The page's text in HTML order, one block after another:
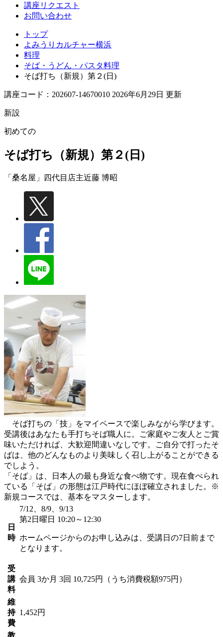
講座リクエスト
お問い合わせ
トップ
よみうりカルチャー横浜
料理
そば・うどん・パスタ料理
そば打ち（新規）第２(日)
講座コード：202607-14670010 2026年6月29日 更新
新設
初めての
そば打ち（新規）第２(日)
「桑名屋」四代目店主近藤 博昭
そば打ちの「技」をマイペースで楽しみながら学びます。
受講後はあなたも手打ちそば職人に。ご家庭やご友人とご賞
味いただければ、大歓迎間違いなしです。ご自分で打ったそ
ばは、他のどんなものより美味しく召し上がることができる
でしよう。
「そば」は、日本人の最も身近な食べ物です。現在食べられ
ている「そば」の形態は江戸時代にほぼ確立されました。※
新規コースでは、基本をマスターします。
日
時
7/12、8/9、9/13
第2日曜日 10:20～12:30
ホームページからのお申し込みは、受講日の7日前まで
となります。
受
講
料
会員 3か月 3回 10,725円（うち消費税額975円）
維
持
費
1,452円
教